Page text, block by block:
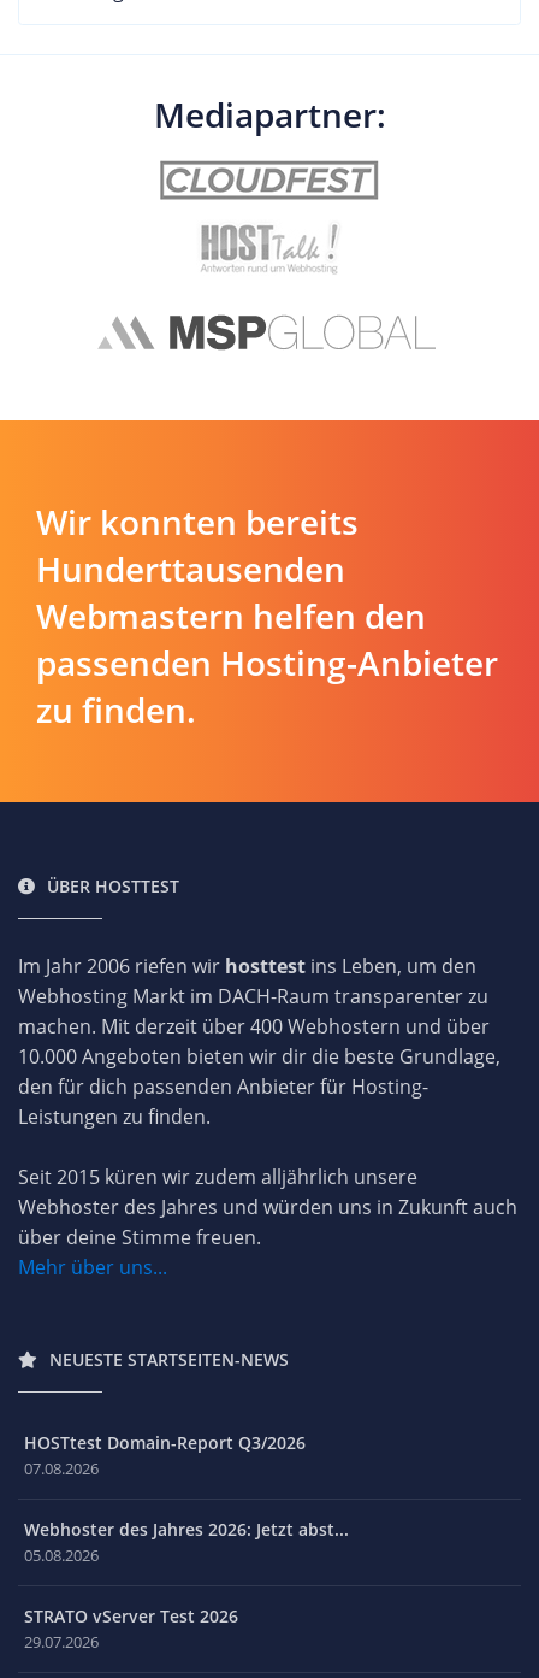
Mediapartner:
Wir konnten bereits
Hunderttausenden
Webmastern helfen den
passenden Hosting-Anbieter
zu finden.
ÜBER HOSTTEST
Im Jahr 2006 riefen wir hosttest ins Leben, um den
Webhosting Markt im DACH-Raum transparenter zu
machen. Mit derzeit über 400 Webhostern und über
10.000 Angeboten bieten wir dir die beste Grundlage,
den für dich passenden Anbieter für Hosting-
Leistungen zu finden.
Seit 2015 küren wir zudem alljährlich unsere
Webhoster des Jahres und würden uns in Zukunft auch
über deine Stimme freuen.
Mehr über uns...
NEUESTE STARTSEITEN-NEWS
HOSTtest Domain-Report Q3/2026
07.08.2026
Webhoster des Jahres 2026: Jetzt abst...
05.08.2026
STRATO vServer Test 2026
29.07.2026